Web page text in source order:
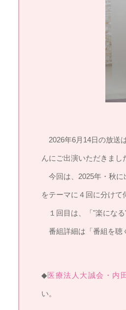
2026年6月14日の放送
んにご出演いただきまし
今回は、2025年・秋に
をテーマに４回に分けて
１回目は、「"楽にな
番組詳細は「番組を聴
◆医療法人大誠会・内
い。